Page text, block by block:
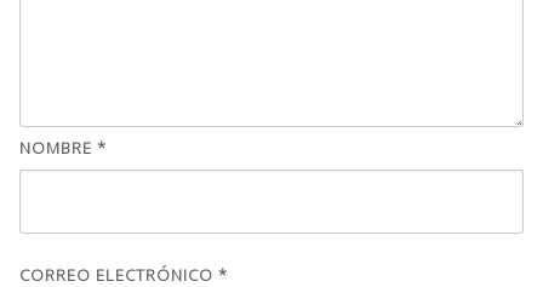
NOMBRE *
CORREO ELECTRÓNICO *